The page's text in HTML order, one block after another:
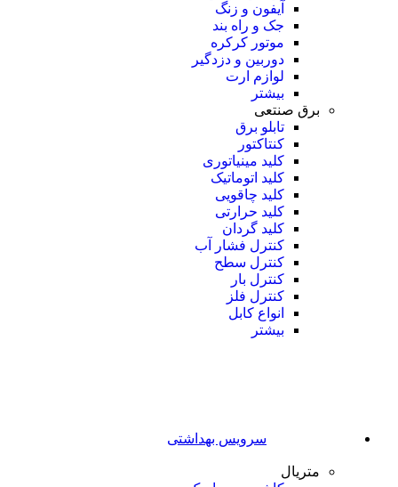
آیفون و زنگ
جک و راه بند
موتور کرکره
دوربین و دزدگیر
لوازم ارت
بیشتر
برق صنتعی
تابلو برق
کنتاکتور
کلید مینیاتوری
کلید اتوماتیک
کلید چاقویی
کلید حرارتی
کلید گردان
کنترل فشار آب
کنترل سطح
کنترل بار
کنترل فلز
انواع کابل
بیشتر
سرویس بهداشتی
متریال